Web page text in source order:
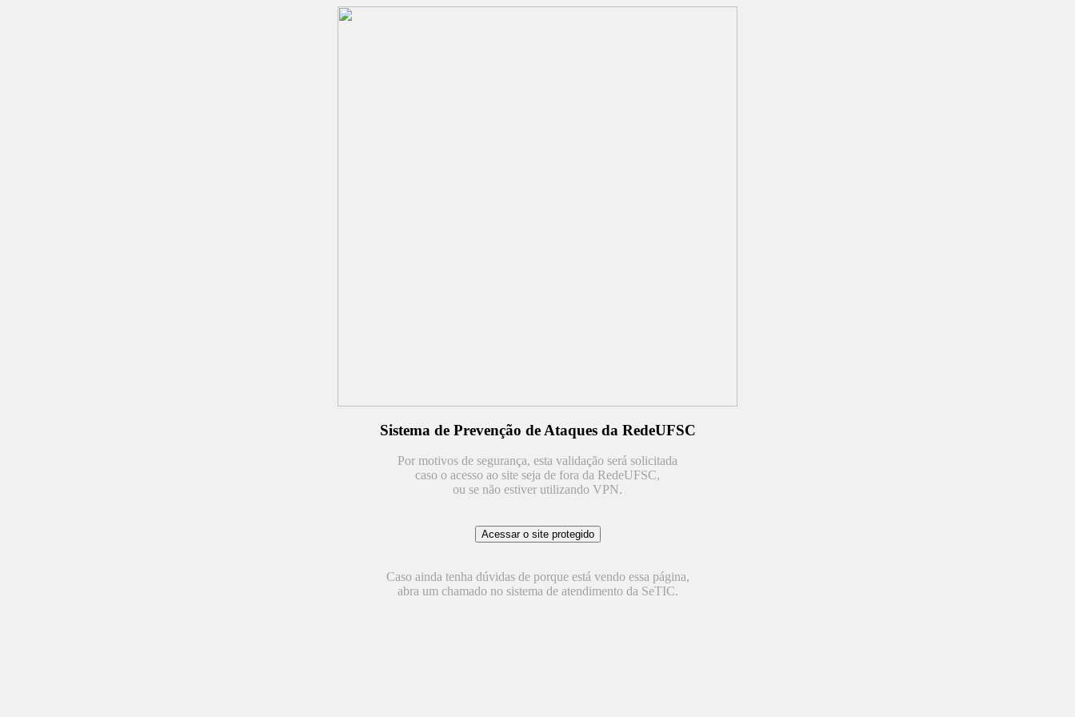
Sistema de Prevenção de Ataques da RedeUFSC
Por motivos de segurança, esta validação será solicitada
caso o acesso ao site seja de fora da RedeUFSC,
ou se não estiver utilizando VPN.
Caso ainda tenha dúvidas de porque está vendo essa página,
abra um chamado no sistema de atendimento da SeTIC.